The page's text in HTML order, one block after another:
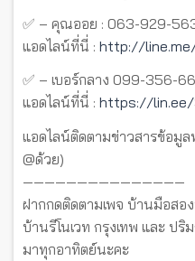
✅ – คุณออย : 063-929-
แอดไลน์ที่นี่ : http://
✅ – เบอร์กลาง 099-356-
แอดไลน์ที่นี่ : https://lin.ee/
แอดไลน์ติดตามข่าวสารข้อมู
@ด้วย)
———————————————
ฝากกดติดตามเพจ บ้านมือส
บ้านรีโนเวท กรุงเทพ และ ป
มาทุกอาทิตย์นะคะ